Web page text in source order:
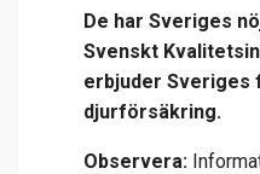
De har Sveriges
Svenskt
erbjuder Sveriges
djurförsäkring.
Observera: